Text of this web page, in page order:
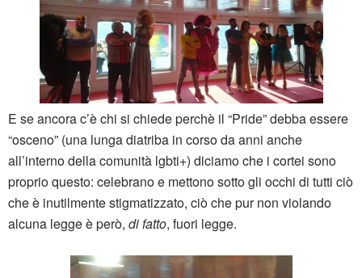
E se ancora c’è chi si chiede perchè il “Pride” debba essere
“osceno” (una lunga diatriba in corso da anni anche
all’interno della comunità lgbti+) diciamo che i cortei sono
proprio questo: celebrano e mettono sotto gli occhi di tutti ciò
che è inutilmente stigmatizzato, ciò che pur non violando
alcuna legge è però, di fatto, fuori legge.